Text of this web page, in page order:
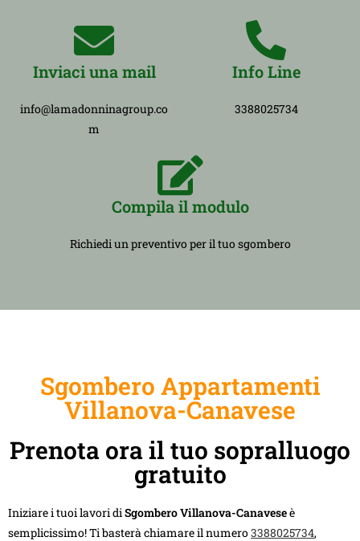
Inviaci una mail
info@lamadonninagroup.co
m
Info Line
3388025734
Compila il modulo
Richiedi un preventivo per il tuo sgombero
Sgombero Appartamenti
Villanova-Canavese
Prenota ora il tuo sopralluogo
gratuito
Iniziare i tuoi lavori di Sgombero Villanova-Canaveseè
semplicissimo! Ti basterà chiamare il numero3388025734,